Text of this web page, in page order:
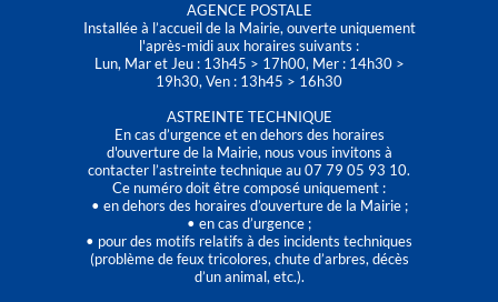
AGENCE POSTALE
Installée à l’accueil de la Mairie, ouverte uniquement
l'après-midi aux horaires suivants :
Lun, Mar et Jeu : 13h45 > 17h00, Mer : 14h30 >
19h30, Ven : 13h45 > 16h30
ASTREINTE TECHNIQUE
En cas d’urgence et en dehors des horaires
d'ouverture de la Mairie, nous vous invitons à
contacter l’astreinte technique au 07 79 05 93 10.
Ce numéro doit être composé uniquement :
• en dehors des horaires d’ouverture de la Mairie ;
• en cas d’urgence ;
• pour des motifs relatifs à des incidents techniques
(problème de feux tricolores, chute d’arbres, décès
d’un animal, etc.).